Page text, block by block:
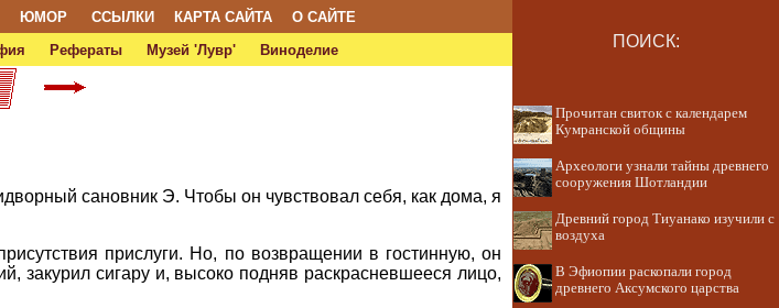
ЮМОР ССЫЛКИ КАРТА САЙТА
О САЙТЕ
Рефераты Музей 'Лувр' Виноделие ПОИСК:
сановник Э. Чтобы он чувствовал себя, как дома, я
прислуги. Но, по возвращении в гостинную, он
закурил сигару и, высоко подняв раскрасневшееся лицо,
Прочитан свиток с календарем
Кумранской общины
Археологи узнали тайны древнего
сооружения Шотландии
Древний город Тиуанако изучили с
воздуха
В Эфиопии раскопали город
древнего Аксумского царства